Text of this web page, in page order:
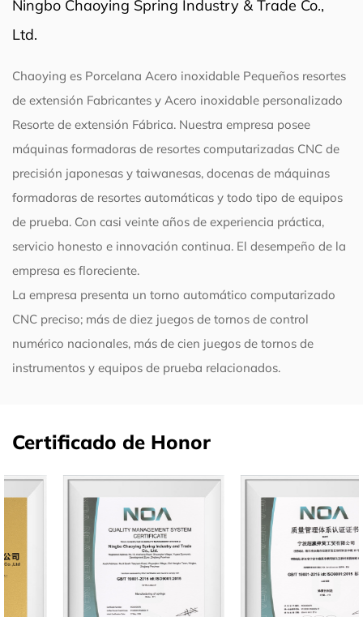
Ningbo Chaoying Spring Industry & Trade Co.,
Ltd.
Chaoying es Porcelana Acero inoxidable Pequeños resortes
de extensión Fabricantes y Acero inoxidable personalizado
Resorte de extensión Fábrica. Nuestra empresa posee
máquinas formadoras de resortes computarizadas CNC de
precisión japonesas y taiwanesas, docenas de máquinas
formadoras de resortes automáticas y todo tipo de equipos
de prueba. Con casi veinte años de experiencia práctica,
servicio honesto e innovación continua. El desempeño de la
empresa es floreciente.
La empresa presenta un torno automático computarizado
CNC preciso; más de diez juegos de tornos de control
numérico nacionales, más de cien juegos de tornos de
instrumentos y equipos de prueba relacionados.
Certificado de Honor